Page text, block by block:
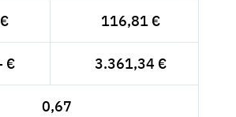
116,81 €
€ 3.361,34 €
0,67